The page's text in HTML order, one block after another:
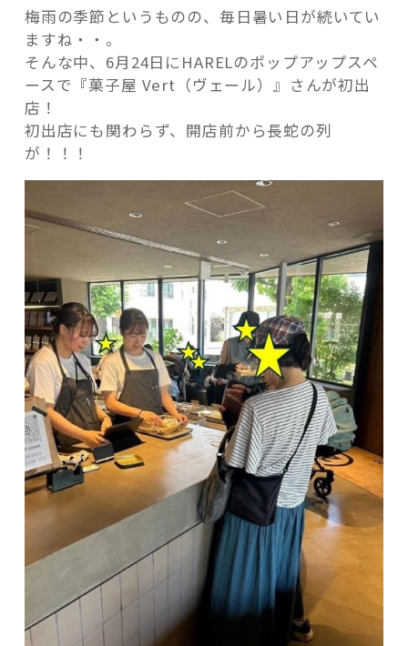
これからの暮らし 住み替え相談
記事検索
梅雨の季節というものの、毎日暑い日が続いてい
ますね・・。
そんな中、6月24日にHARELのポップアップスペ
ースで『菓子屋 Vert（ヴェール）』さんが初出
店！
初出店にも関わらず、開店前から長蛇の列
が！！！